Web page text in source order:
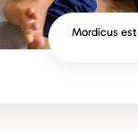
Mordicus